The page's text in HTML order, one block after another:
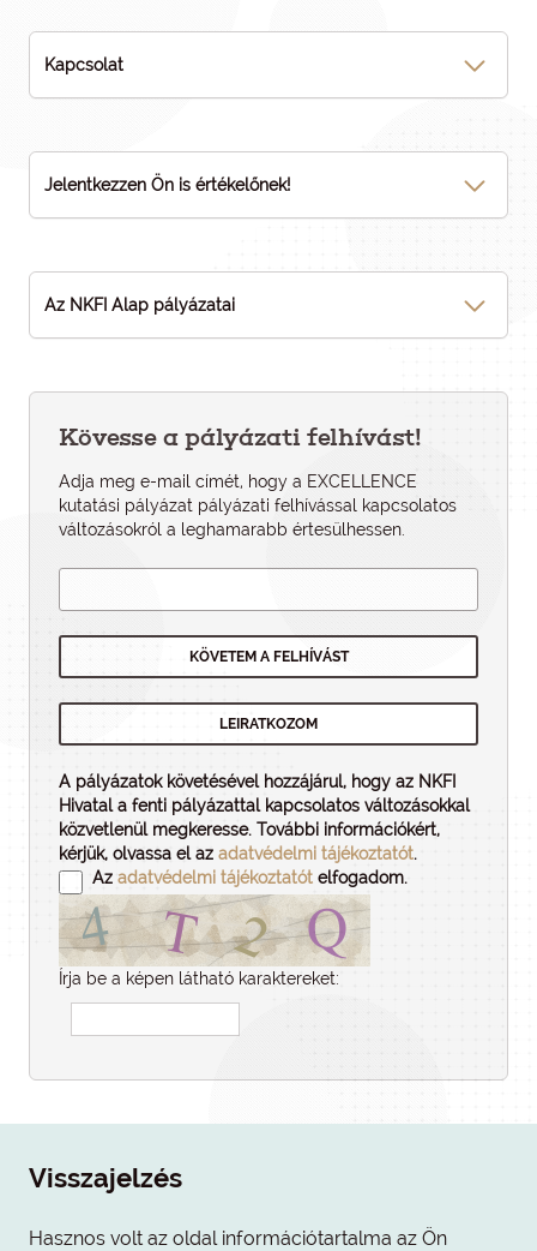
Kapcsolat
Jelentkezzen Ön is értékelőnek!
Az NKFI Alap pályázatai
Kövesse a pályázati felhívást!
Adja meg e-mail címét, hogy a EXCELLENCE
kutatási pályázat pályázati felhí­vással kapcsolatos
változásokról a leghamarabb értesülhessen.
A pályázatok követésével hozzájárul, hogy az NKFI
Hivatal a fenti pályázattal kapcsolatos változásokkal
közvetlenül megkeresse. További információkért,
kérjük, olvassa el az adatvédelmi tájékoztatót.
Az adatvédelmi tájékoztatót elfogadom.
Írja be a képen látható karaktereket:
Visszajelzés
Hasznos volt az oldal információtartalma az Ön